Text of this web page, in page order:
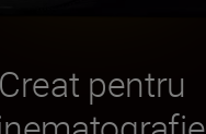
Creat pentru